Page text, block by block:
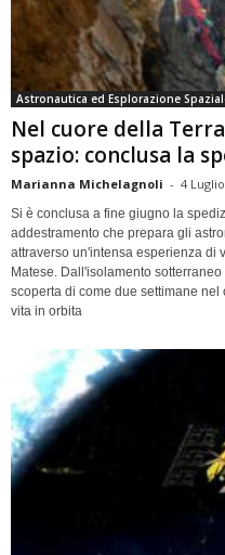
Astronautica ed Esplorazione
Nel cuore della
spazio: conclusa la
Marianna Michelagnoli - 4
Si è conclusa a fine giugno la
addestramento che prepara gli
attraverso un'intensa esperienza di
Matese. Dall'isolamento
scoperta di come due settimane
vita in orbita